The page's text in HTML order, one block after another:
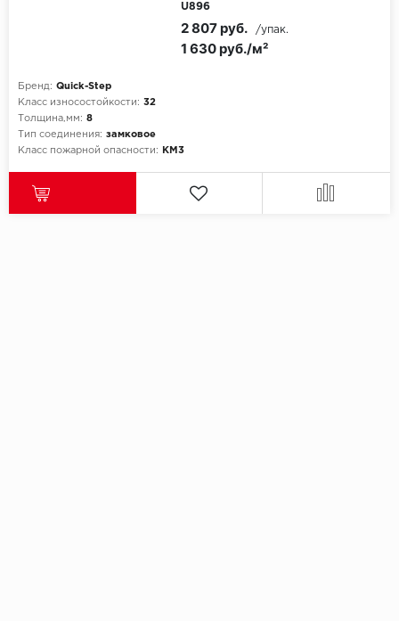
U896
Бренд: Quick-Step
Класс износостойкости: 32
Толщина,мм: 8
Тип соединения: замковое
Класс пожарной опасности:
КМ3
1 630 руб./м²
2 807 руб. /упак.